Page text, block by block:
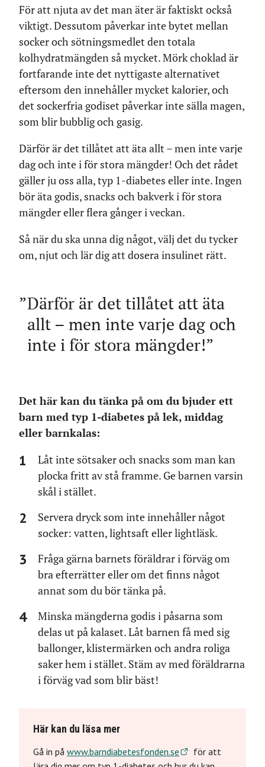
För att njuta av det man äter är faktiskt också
viktigt. Dessutom påverkar inte bytet mellan
socker och sötningsmedlet den totala
kolhydratmängden så mycket. Mörk choklad är
fortfarande inte det nyttigaste alternativet
eftersom den innehåller mycket kalorier, och
det sockerfria godiset påverkar inte sälla magen,
som blir bubblig och gasig.
Därför är det tillåtet att äta allt – men inte varje
dag och inte i för stora mängder! Och det rådet
gäller ju oss alla, typ 1-diabetes eller inte. Ingen
bör äta godis, snacks och bakverk i för stora
mängder eller flera gånger i veckan.
Så när du ska unna dig något, välj det du tycker
om, njut och lär dig att dosera insulinet rätt.
Därför är det tillåtet att äta
allt – men inte varje dag och
inte i för stora mängder!
Det här kan du tänka på om du bjuder ett
barn med typ 1-diabetes på lek, middag
eller barnkalas:
Låt inte sötsaker och snacks som man kan
plocka fritt av stå framme. Ge barnen varsin
skål i stället.
Servera dryck som inte innehåller något
socker: vatten, lightsaft eller lightläsk.
Fråga gärna barnets föräldrar i förväg om
bra efterrätter eller om det finns något
annat som du bör tänka på.
Minska mängderna godis i påsarna som
delas ut på kalaset. Låt barnen få med sig
ballonger, klistermärken och andra roliga
saker hem i stället. Stäm av med föräldrarna
i förväg vad som blir bäst!
Här kan du läsa mer
Gå in på www.barndiabetesfonden.se
för att